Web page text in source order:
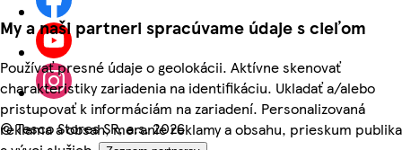
My a naši partneri spracúvame údaje s cieľom
Používať presné údaje o geolokácii. Aktívne skenovať
charakteristiky zariadenia na identifikáciu. Ukladať a/alebo
pristupovať k informáciám na zariadení. Personalizovaná
reklama a obsah, meranie reklamy a obsahu, prieskum publika
©Tesco Stores SR, a.s. 2026